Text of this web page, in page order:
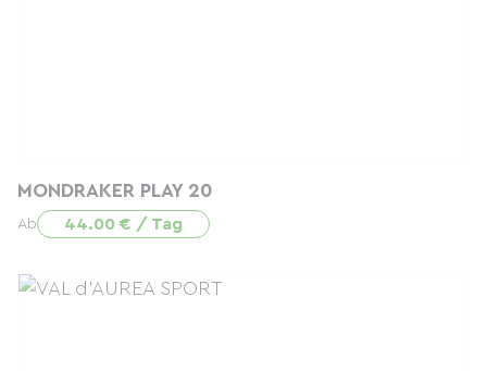
MONDRAKER PLAY 20
Ab 44.00 € / Tag